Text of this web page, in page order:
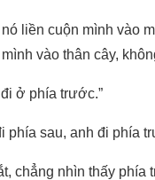
liền cuộn mình vào
vào thân cây,
ở phía trước.”
sau, anh đi phía
chẳng nhìn thấy